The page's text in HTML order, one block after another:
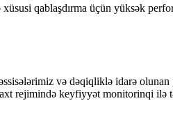
xüsusi qablaşdırma üçün yüksək
və dəqiqliklə idarə olunan
rejimində keyfiyyət monitorinqi ilə